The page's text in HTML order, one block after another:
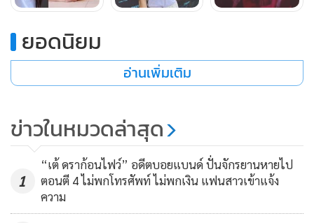
ความรัก”
อัปเดตรักหวาน “มีน พีรวิชญ์ อรรถชิตสถาพร” ไม่ติดเรื่อง
แต่งงาน แค่รอเวลาที่เหมาะสมไปด้วยกัน
“ก็เรื่อยๆ แฮปปี้นะคะตอนนี้ เป็นกราฟขึ้นแล้วกัน พัฒนาไป
เป็นผู้ชายให้เขาพูดดีกว่า เห็นเพื่อนจะแต่งแล้วถามว่ารู้สึกยังไง
คือดรีมเป็นคนอยากมีลูก ดรีมอยากแต่งงานอยู่แล้วไม่ได้มี
ปัญหาอะไร คืออย่าเรียกว่ารอเลย เหมือนเราก็คงรอให้ถึงเวลาที่
มันใช่ มันเหมาะจริงๆ ด้วยกัน ไม่ใช่แค่เรารอคนเดียว เรารอไป
ด้วยกัน”
ยอดนิยม
อ่านเพิ่มเติม
ข่าวในหมวดล่าสุด
1
“เต้ ดราก้อนไฟว์” อดีตบอยแบนด์ ปั่นจักรยานหายไป
ตอนตี 4 ไม่พกโทรศัพท์ ไม่พกเงิน แฟนสาวเข้าแจ้ง
ความ